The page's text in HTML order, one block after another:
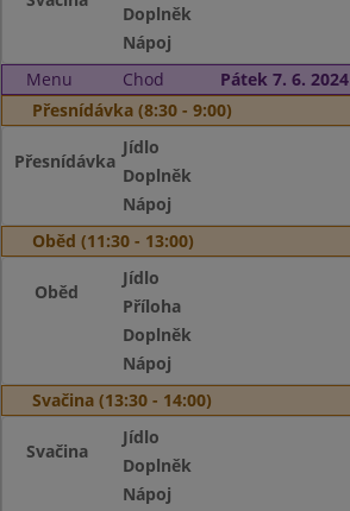
Doplněk
Nápoj
Menu
Chod
Pátek 7. 6. 2024
Přesnídávka (8:30 - 9:00)
Přesnídávka
Jídlo
Doplněk
Nápoj
Oběd (11:30 - 13:00)
Oběd
Jídlo
Příloha
Doplněk
Nápoj
Svačina (13:30 - 14:00)
Svačina
Jídlo
Doplněk
Nápoj